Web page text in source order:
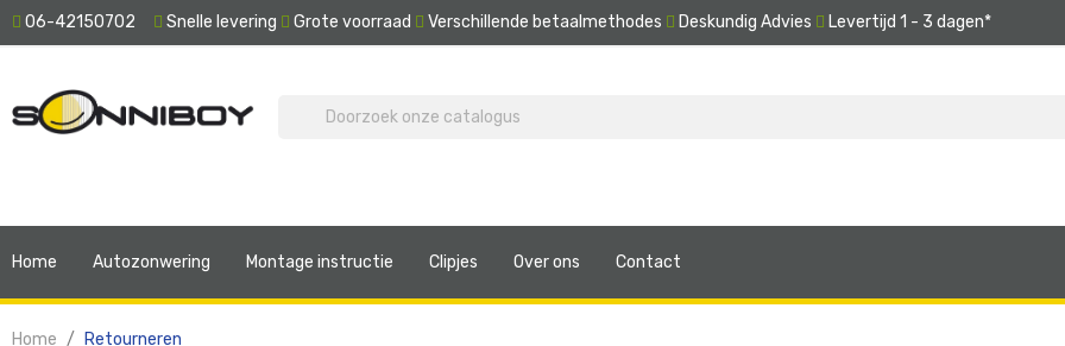
06-42150702 Snelle levering Grote voorraad Verschillende betaalmethodes Deskundig Advies Levertijd 1 - 3 dagen*
Home Autozonwering Montage instructie Clipjes Over ons Contact
Home Retourneren